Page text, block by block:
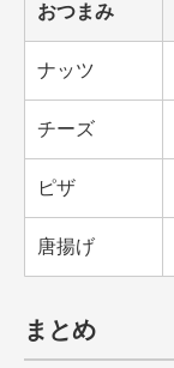
おつまみ
ナッツ
チーズ
ピザ
唐揚げ
まとめ